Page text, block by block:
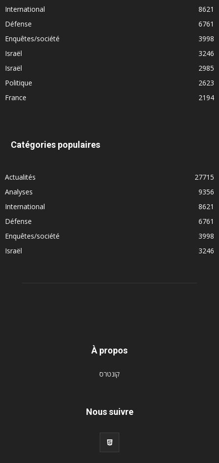
International
8621
Défense
6761
Enquêtes/société
3998
Israël
3246
Israël
2985
Politique
2623
France
2194
Catégories populaires
Actualités
27715
Analyses
9356
International
8621
Défense
6761
Enquêtes/société
3998
Israël
3246
À propos
קונטרס
Nous suivre